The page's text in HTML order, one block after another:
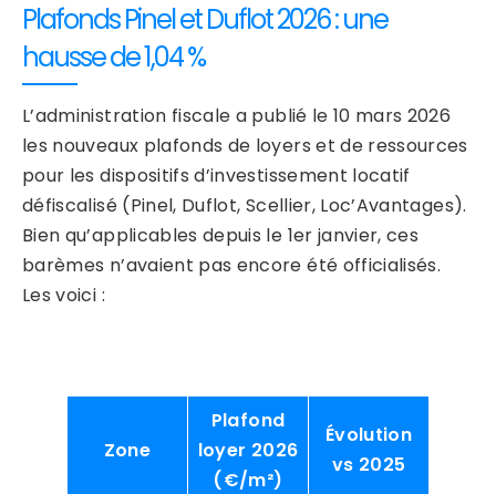
Plafonds Pinel et Duflot 2026 : une
hausse de 1,04 %
L’administration fiscale a publié le 10 mars 2026
les nouveaux plafonds de loyers et de ressources
pour les dispositifs d’investissement locatif
défiscalisé (Pinel, Duflot, Scellier, Loc’Avantages).
Bien qu’applicables depuis le 1er janvier, ces
barèmes n’avaient pas encore été officialisés.
Les voici :
Zone
Plafond
loyer 2026
(€/m²)
Évolution
vs 2025